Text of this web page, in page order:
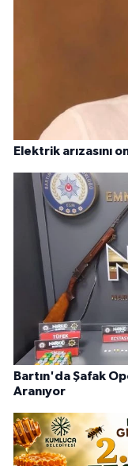
Elektrik arızasını
Bartın'da Şafak
Aranıyor